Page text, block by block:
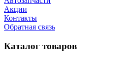
Акции
Контакты
Обратная связь
Каталог товаров